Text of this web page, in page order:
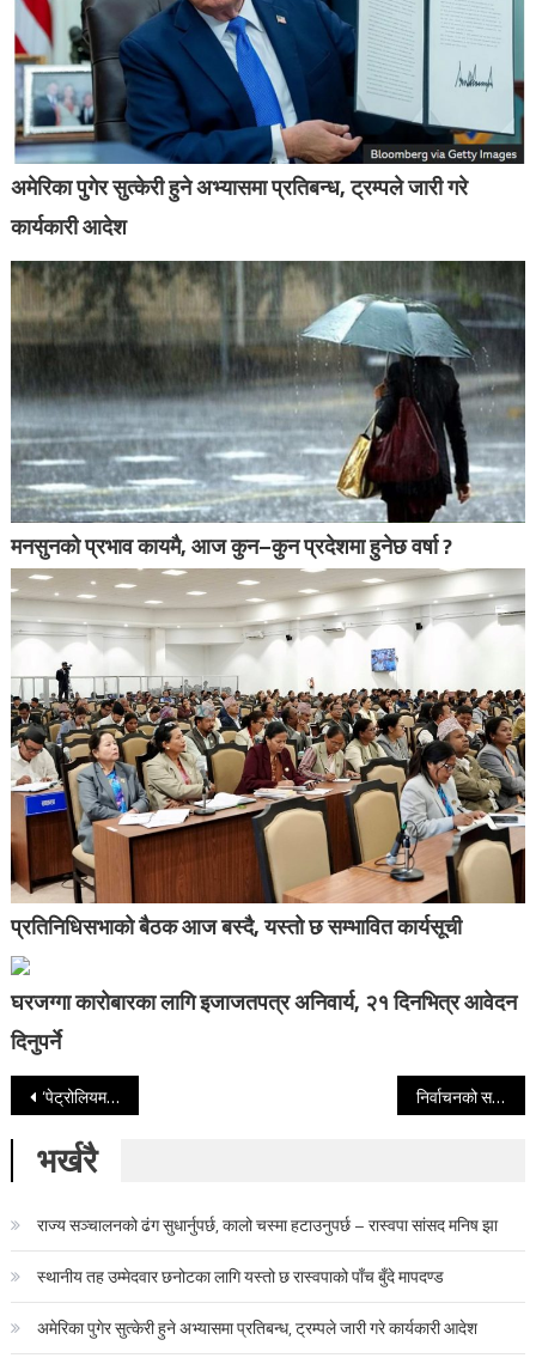
अमेरिका पुगेर सुत्केरी हुने अभ्यासमा प्रतिबन्ध, ट्रम्पले जारी गरे
कार्यकारी आदेश
मनसुनको प्रभाव कायमै, आज कुन–कुन प्रदेशमा हुनेछ वर्षा ?
प्रतिनिधिसभाको बैठक आज बस्दै, यस्तो छ सम्भावित कार्यसूची
घरजग्गा कारोबारका लागि इजाजतपत्र अनिवार्य, २१ दिनभित्र आवेदन
दिनुपर्ने
Post navigation
‘पेट्रोलियम पदार्थमा १० प्रतिशत इथानोल मिश्रण गर्दा वार्षिक ६ अर्ब बराबर बचाउन सकिन्छ’ निर्वाचनको समयमा तीन दिन बिदा दिन सरकारलाई आयोगको सिफारिस
भर्खरै
राज्य सञ्चालनको ढंग सुधार्नुपर्छ, कालो चस्मा हटाउनुपर्छ – रास्वपा सांसद मनिष झा
स्थानीय तह उम्मेदवार छनोटका लागि यस्तो छ रास्वपाको पाँच बुँदे मापदण्ड
अमेरिका पुगेर सुत्केरी हुने अभ्यासमा प्रतिबन्ध, ट्रम्पले जारी गरे कार्यकारी आदेश